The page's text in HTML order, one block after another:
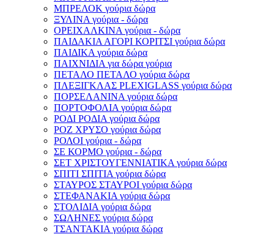
ΜΠΡΕΛΟΚ γούρια δώρα
ΞΥΛΙΝΑ γούρια - δώρα
ΟΡΕΙΧΑΛΚΙΝΑ γούρια - δώρα
ΠΑΙΔΑΚΙΑ ΑΓΟΡΙ ΚΟΡΙΤΣΙ γούρια δώρα
ΠΑΙΔΙΚΑ γούρια δώρα
ΠΑΙΧΝΙΔΙΑ για δώρα γούρια
ΠΕΤΑΛΟ ΠΕΤΑΛΟ γούρια δώρα
ΠΛΕΞΙΓΚΛΑΣ PLEXIGLASS γούρια δώρα
ΠΟΡΣΕΛΑΝΙΝΑ γούρια δώρα
ΠΟΡΤΟΦΟΛΙΑ γούρια δώρα
ΡΟΔΙ ΡΟΔΙΑ γούρια δώρα
ΡΟΖ ΧΡΥΣΟ γούρια δώρα
ΡΟΛΟΙ γούρια - δώρα
ΣΕ ΚΟΡΜΟ γούρια - δώρα
ΣΕΤ ΧΡΙΣΤΟΥΓΕΝΝΙΑΤΙΚΑ γούρια δώρα
ΣΠΙΤΙ ΣΠΙΤΙΑ γούρια δώρα
ΣΤΑΥΡΟΣ ΣΤΑΥΡΟΙ γούρια δώρα
ΣΤΕΦΑΝΑΚΙΑ γούρια δώρα
ΣΤΟΛΙΔΙΑ γούρια δώρα
ΣΩΛΗΝΕΣ γούρια δώρα
ΤΣΑΝΤΑΚΙΑ γούρια δώρα